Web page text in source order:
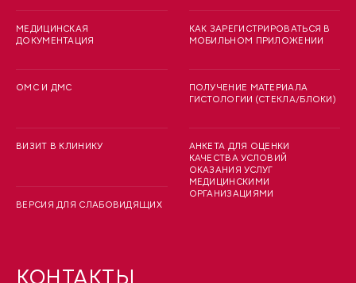
МЕДИЦИНСКАЯ
ДОКУМЕНТАЦИЯ
ОМС И ДМС
ВИЗИТ В КЛИНИКУ
ВЕРСИЯ ДЛЯ СЛАБОВИДЯЩИХ
КАК ЗАРЕГИСТРИРОВАТЬСЯ В
МОБИЛЬНОМ ПРИЛОЖЕНИИ
ПОЛУЧЕНИЕ МАТЕРИАЛА
ГИСТОЛОГИИ (СТЕКЛА/БЛОКИ)
АНКЕТА ДЛЯ ОЦЕНКИ
КАЧЕСТВА УСЛОВИЙ
ОКАЗАНИЯ УСЛУГ
МЕДИЦИНСКИМИ
ОРГАНИЗАЦИЯМИ